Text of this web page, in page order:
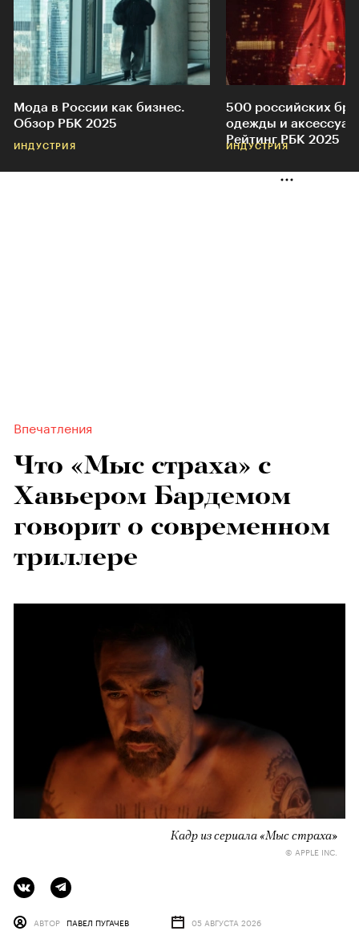
Мода в России как бизнес.
Обзор РБК 2025
ИНДУСТРИЯ
500 российских
одежды и
Рейтинг РБК 2025
ИНДУСТРИЯ
Впечатления
Что «Мыс страха» с
Хавьером Бардемом
говорит о современном
триллере
Кадр из сериала «Мыс страха»
© APPLE INC.
АВТОР ПАВЕЛ ПУГАЧЕВ 05 АВГУСТА 2026